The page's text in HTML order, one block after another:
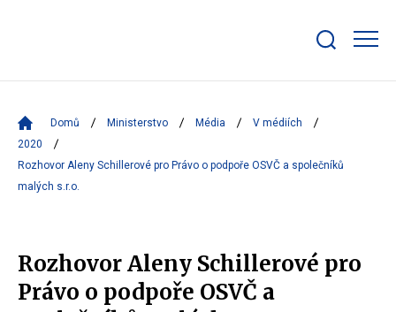
bar
Domů Ministerstvo Média
V médiích
2020
Rozhovor Aleny Schillerové pro Právo o podpoře OSVČ a společníků
malých s.r.o.
Rozhovor Aleny Schillerové pro
Právo o podpoře OSVČ a